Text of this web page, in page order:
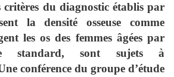
critères du diagnostic établis par
la densité osseuse comme
les os des femmes âgées par
standard, sont sujets à
conférence du groupe d’étude